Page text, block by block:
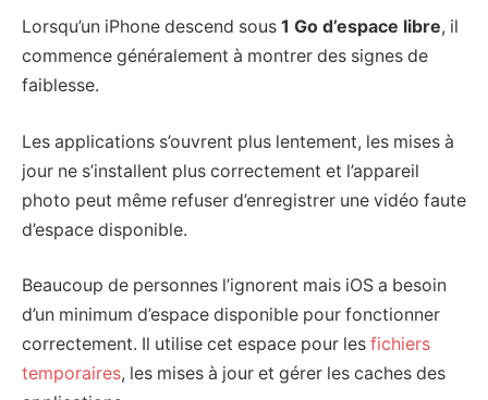
Lorsqu’un iPhone descend sous 1 Go d’espace libre, il
commence généralement à montrer des signes de
faiblesse.
Les applications s’ouvrent plus lentement, les mises à
jour ne s’installent plus correctement et l’appareil
photo peut même refuser d’enregistrer une vidéo faute
d’espace disponible.
Beaucoup de personnes l’ignorent mais iOS a besoin
d’un minimum d’espace disponible pour fonctionner
correctement. Il utilise cet espace pour les fichiers
temporaires, les mises à jour et gérer les caches des